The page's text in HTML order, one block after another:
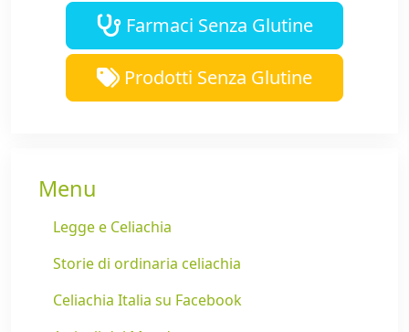
Farmaci Senza Glutine
Prodotti Senza Glutine
Menu
Legge e Celiachia
Storie di ordinaria celiachia
Celiachia Italia su Facebook